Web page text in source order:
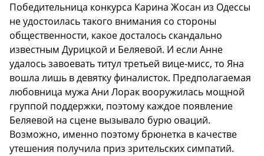
Победительница конкурса Карина Жосан из Одессы
не удостоилась такого внимания со стороны
общественности, какое досталось скандально
известным Дурицкой и Беляевой. И если Анне
удалось завоевать титул третьей вице-мисс, то Яна
вошла лишь в девятку финалисток. Предполагаемая
любовница мужа Ани Лорак вооружилась мощной
группой поддержки, поэтому каждое появление
Беляевой на сцене вызывало бурю оваций.
Возможно, именно поэтому брюнетка в качестве
утешения получила приз зрительских симпатий.